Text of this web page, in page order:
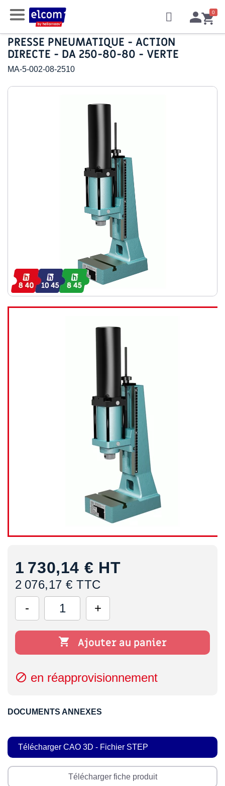
PRESSE PNEUMATIQUE - ACTION
DIRECTE - DA 250-80-80 - VERTE
MA-5-002-08-2510
1 730,14 € HT
2 076,17 € TTC
 Ajouter au panier
 en réapprovisionnement
DOCUMENTS ANNEXES
Télécharger CAO 3D - Fichier STEP
Télécharger fiche produit